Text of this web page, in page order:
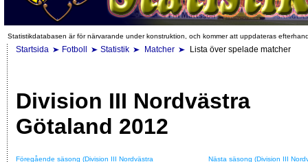
Statistikdatabasen är för närvarande under konstruktion, och kommer att uppdateras
Startsida Fotboll Statistik Matcher Lista över spelade matcher
Division III Nordvästra
Götaland 2012
Föregående säsong (Division III Nordvästra
Nästa säsong (Division III